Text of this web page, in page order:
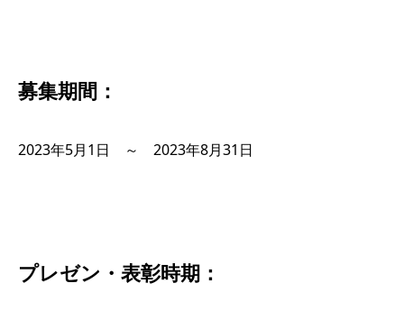
募集期間：
2023年5月1日 ～ 2023年8月31日
プレゼン・表彰時期：